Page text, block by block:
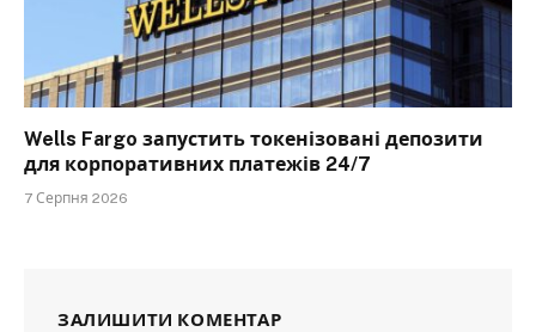
Wells Fargo запустить токенізовані депозити
для корпоративних платежів 24/7
7 Серпня 2026
ЗАЛИШИТИ КОМЕНТАР